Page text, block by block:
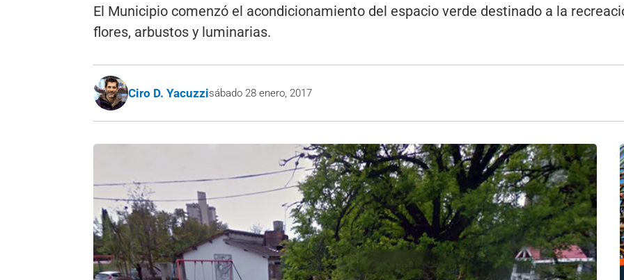
El Municipio comenzó el acondicionamiento del espacio verde destinado a la
flores, arbustos y luminarias.
Ciro D. Yacuzzisábado 28 enero, 2017